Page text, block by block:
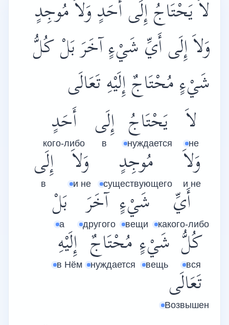
لاَ يَحْتَاجُ إِلَى أَحَدٍ وَلاَ مُوجِدٍ
وَلاَ إِلَى أَيِّ شَيْءٍ آخَرَ بَلْ كُلُّ
شَيْءٍ مُحْتَاجٌ إِلَيْهِ تَعَالَى
لاَ
не
يَحْتَاجُ
нуждается
إِلَى
в
أَحَدٍ
кого-либо
وَلاَ
и не
مُوجِدٍ
существующего
وَلاَ
и не
إِلَى
в
أَيِّ
какого-либо
شَيْءٍ
вещи
آخَرَ
другого
بَلْ
а
كُلُّ
вся
شَيْءٍ
вещь
مُحْتَاجٌ
нуждается
إِلَيْهِ
в Нём
تَعَالَى
Возвышен